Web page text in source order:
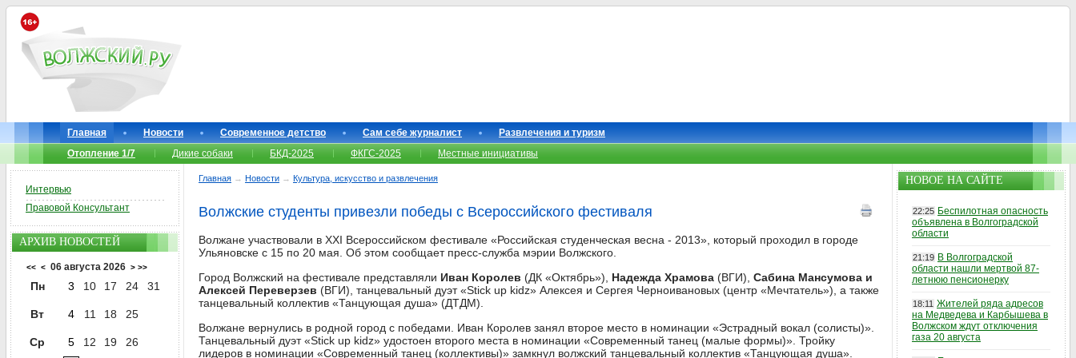
Главная Новости Современное детство Сам себе журналист
Развлечения и туризм
Отопление 1/7
Дикие собаки БКД-2025 ФКГС-2025 Местные инициативы
Главная → Новости → Культура, искусство и развлечения
Волжские студенты привезли победы с Всероссийского фестиваля
Волжане участвовали в XXI Всероссийском фестивале «Российская студенческая весна - 2013», который проходил в городе
Ульяновске с 15 по 20 мая. Об этом сообщает пресс-служба мэрии Волжского.
Город Волжский на фестивале представляли Иван Королев (ДК «Октябрь»), Надежда Храмова (ВГИ), Сабина Мансумова и
Алексей Переверзев (ВГИ), танцевальный дуэт «Stick up kidz» Алексея и Сергея Черноивановых (центр «Мечтатель»), а также
танцевальный коллектив «Танцующая душа» (ДТДМ).
Волжане вернулись в родной город с победами. Иван Королев занял второе место в номинации «Эстрадный вокал (солисты)».
Танцевальный дуэт «Stick up kidz» удостоен второго места в номинации «Современный танец (малые формы)». Тройку
лидеров в номинации «Современный танец (коллективы)» замкнул волжский танцевальный коллектив «Танцующая душа».
Интервью
Правовой Консультант
АРХИВ НОВОСТЕЙ
<< < 06 августа 2026 > >>
Пн 3 10 17 24 31
Вт 4 11 18 25
Ср 5 12 19 26
НОВОЕ НА САЙТЕ
22:25 Беспилотная опасность
объявлена в Волгоградской
области
21:19 В Волгоградской
области нашли мертвой 87-
летнюю пенсионерку
18:11 Жителей ряда адресов
на Медведева и Карбышева в
Волжском ждут отключения
газа 20 августа